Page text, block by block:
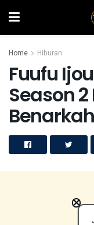
Home Hiburan
Fuufu
Season
×